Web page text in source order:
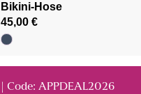
Bikini-Hose
45,00 €
| Code: APPDEAL2026